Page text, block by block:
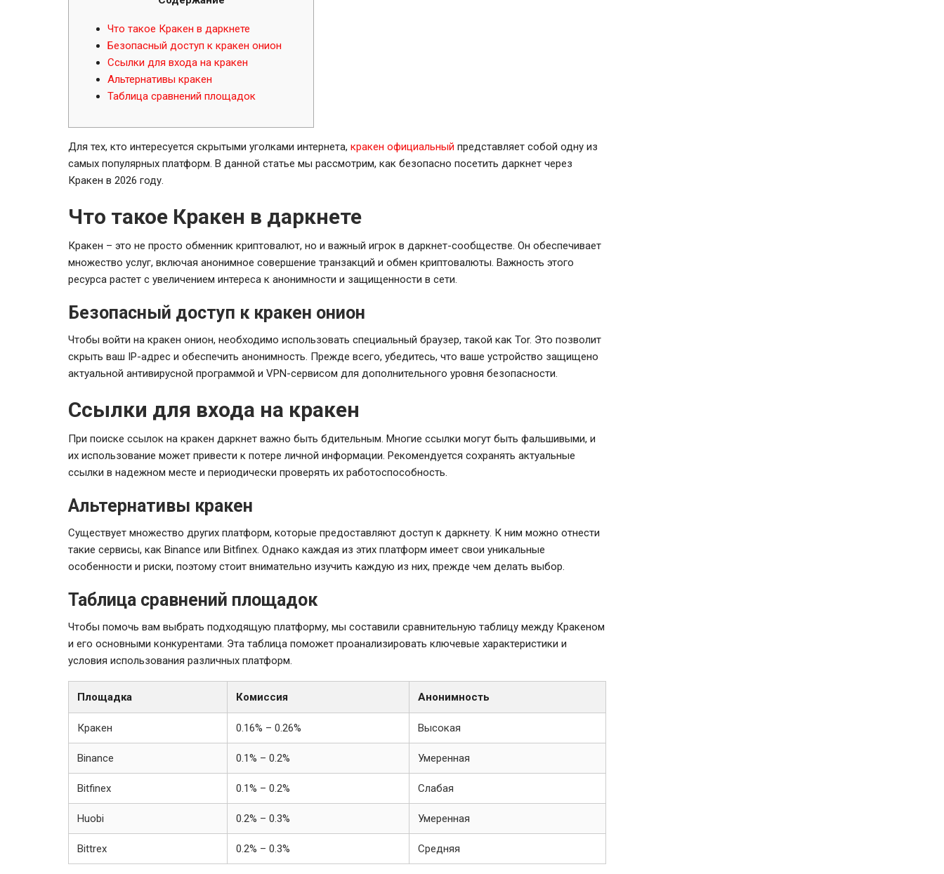
Что такое Кракен в даркнете
Безопасный доступ к кракен онион
Ссылки для входа на кракен
Альтернативы кракен
Таблица сравнений площадок
Для тех, кто интересуется скрытыми уголками интернета, кракен официальный представляет собой одну из
самых популярных платформ. В данной статье мы рассмотрим, как безопасно посетить даркнет через
Кракен в 2026 году.
Что такое Кракен в даркнете
Кракен – это не просто обменник криптовалют, но и важный игрок в даркнет-сообществе. Он обеспечивает
множество услуг, включая анонимное совершение транзакций и обмен криптовалюты. Важность этого
ресурса растет с увеличением интереса к анонимности и защищенности в сети.
Безопасный доступ к кракен онион
Чтобы войти на кракен онион, необходимо использовать специальный браузер, такой как Tor. Это позволит
скрыть ваш IP-адрес и обеспечить анонимность. Прежде всего, убедитесь, что ваше устройство защищено
актуальной антивирусной программой и VPN-сервисом для дополнительного уровня безопасности.
Ссылки для входа на кракен
При поиске ссылок на кракен даркнет важно быть бдительным. Многие ссылки могут быть фальшивыми, и
их использование может привести к потере личной информации. Рекомендуется сохранять актуальные
ссылки в надежном месте и периодически проверять их работоспособность.
Альтернативы кракен
Существует множество других платформ, которые предоставляют доступ к даркнету. К ним можно отнести
такие сервисы, как Binance или Bitfinex. Однако каждая из этих платформ имеет свои уникальные
особенности и риски, поэтому стоит внимательно изучить каждую из них, прежде чем делать выбор.
Таблица сравнений площадок
Чтобы помочь вам выбрать подходящую платформу, мы составили сравнительную таблицу между Кракеном
и его основными конкурентами. Эта таблица поможет проанализировать ключевые характеристики и
условия использования различных платформ.
Площадка Комиссия Анонимность
Кракен 0.16% – 0.26% Высокая
Binance 0.1% – 0.2% Умеренная
Bitfinex 0.1% – 0.2% Слабая
Huobi 0.2% – 0.3% Умеренная
Bittrex 0.2% – 0.3% Средняя